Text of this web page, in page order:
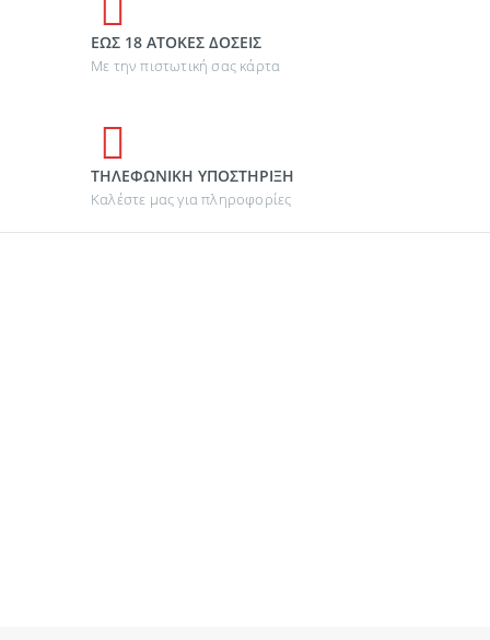
ΕΩΣ 18 ΑΤΟΚΕΣ ΔΟΣΕΙΣ
Με την πιστωτική σας κάρτα
ΤΗΛΕΦΩΝΙΚΗ ΥΠΟΣΤΗΡΙΞΗ
Καλέστε μας για πληροφορίες